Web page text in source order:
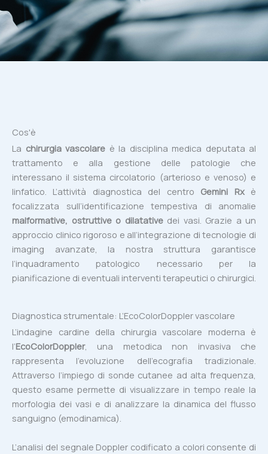
Cos'è
La chirurgia vascolare è la disciplina medica deputata al
trattamento e alla gestione delle patologie che
interessano il sistema circolatorio (arterioso e venoso) e
linfatico. L’attività diagnostica del centro Gemini Rxè
focalizzata sull’identificazione tempestiva di anomalie
malformative, ostruttive o dilatativedei vasi. Grazie a un
approccio clinico rigoroso e all’integrazione di tecnologie di
imaging avanzate, la nostra struttura garantisce
l’inquadramento patologico necessario per la
pianificazione di eventuali interventi terapeutici o chirurgici.
Diagnostica strumentale: L’EcoColorDoppler vascolare
L’indagine cardine della chirurgia vascolare moderna è
l’EcoColorDoppler, una metodica non invasiva che
rappresenta l’evoluzione dell’ecografia tradizionale.
Attraverso l’impiego di sonde cutanee ad alta frequenza,
questo esame permette di visualizzare in tempo reale la
morfologia dei vasi e di analizzare la dinamica del flusso
sanguigno (emodinamica).
L’analisi del segnale Doppler codificato a colori consente di